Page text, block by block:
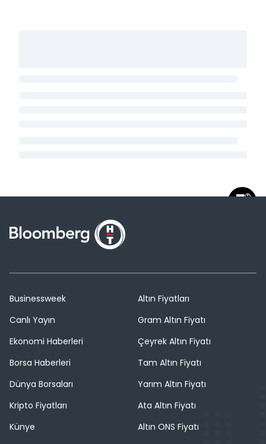
Businessweek
Canlı Yayın
Ekonomi Haberleri
Borsa Haberleri
Dünya Borsaları
Kripto Fiyatları
Künye
Altın Fiyatları
Gram Altın Fiyatı
Çeyrek Altın Fiyatı
Tam Altın Fiyatı
Yarım Altın Fiyatı
Ata Altın Fiyatı
Altın ONS Fiyatı